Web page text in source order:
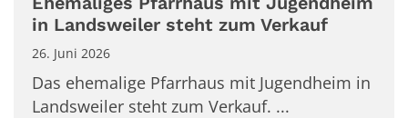
in Landsweiler steht zum Verkauf
26. Juni 2026
Das ehemalige Pfarrhaus mit Jugendheim in
Landsweiler steht zum Verkauf. ...